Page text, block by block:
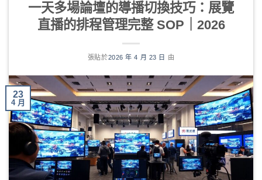
一天多場論壇的導播切換技巧：展覽
直播的排程管理完整 SOP｜2026
張貼於2026 年 4 月 23 日 由
23
4 月